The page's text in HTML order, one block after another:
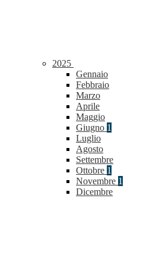
2025
Gennaio
Febbraio
Marzo
Aprile
Maggio
Giugno 1
Luglio
Agosto
Settembre
Ottobre 1
Novembre 1
Dicembre